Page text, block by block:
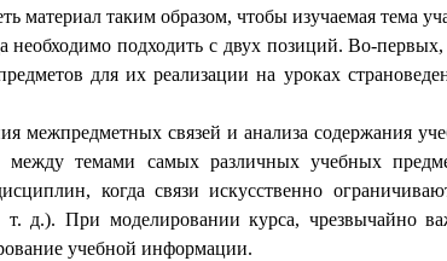
материал таким образом, чтобы изучаемая тема
подходить с двух позиций. Во-
для их реализации на уроках
связей и анализа содержания
темами самых различных учебных
когда связи искусственно
и т. д.). При моделировании курса,
учебной информации.